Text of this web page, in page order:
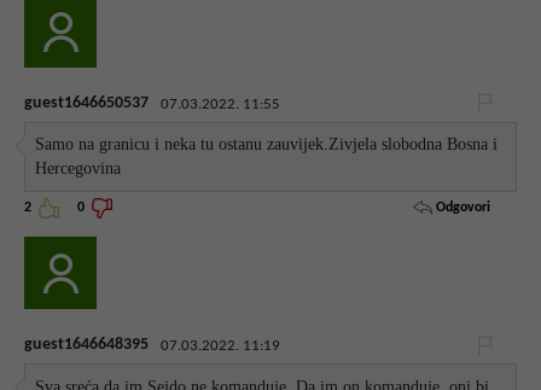
guest1646650537 07.03.2022. 11:55
Samo na granicu i neka tu ostanu zauvijek.Zivjela slobodna Bosna i
Hercegovina
2 0 Odgovori
guest1646648395 07.03.2022. 11:19